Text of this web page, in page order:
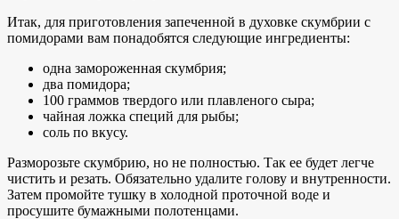
Итак, для приготовления запеченной в духовке скумбрии с
помидорами вам понадобятся следующие ингредиенты:
одна замороженная скумбрия;
два помидора;
100 граммов твердого или плавленого сыра;
чайная ложка специй для рыбы;
соль по вкусу.
Разморозьте скумбрию, но не полностью. Так ее будет легче
чистить и резать. Обязательно удалите голову и внутренности.
Затем промойте тушку в холодной проточной воде и
просушите бумажными полотенцами.